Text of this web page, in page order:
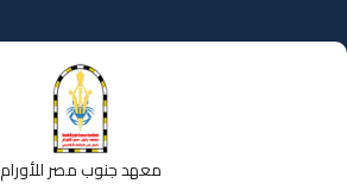
إلى
المحتوى
معهد جنوب مصر للأورام